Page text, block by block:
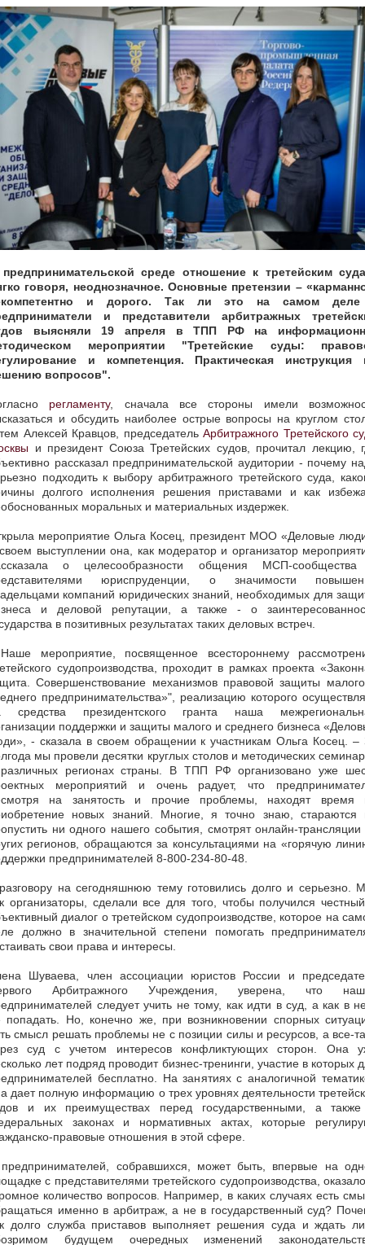
среде отношение к третейским
говоря, неоднозначное. Основные претензии –
и дорого. Так ли это на самом
и представители арбитражных
выясняли 19 апреля в ТПП РФ на
мероприятии "Третейские суды:
и компетенция. Практическая инструкция
вопросов".
регламенту, сначала все стороны имели
и обсудить наиболее острые вопросы на круглом
Алексей Кравцов, председатель Арбитражного Третейского
и президент Союза Третейских судов, прочитал лекцию,
рассказал предпринимательской аудитории - почему
подходить к выбору арбитражного третейского суда,
долгого исполнения решения приставами и как
моральных и материальных издержек.
мероприятие Ольга Косец, президент МОО «Деловые
выступлении она, как модератор и организатор
о целесообразности общения МСП-
юриспруденции, о значимости
компаний юридических знаний, необходимых для
и деловой репутации, а также - о
в позитивных результатах таких деловых встреч.
мероприятие, посвященное всестороннему
судопроизводства, проходит в рамках проекта
Совершенствование механизмов правовой защиты
предпринимательства»", реализацию которого
средства президентского гранта наша
поддержки и защиты малого и среднего бизнеса
- сказала в своем обращении к участникам Ольга Косец. –
мы провели десятки круглых столов и методических
регионах страны. В ТПП РФ организовано уже
мероприятий и очень радует, что
на занятость и прочие проблемы, находят время
новых знаний. Многие, я точно знаю, стараются
ни одного нашего события, смотрят онлайн-трансляции
регионов, обращаются за консультациями на «горячую
предпринимателей 8-800-234-80-48.
на сегодняшнюю тему готовились долго и серьезно.
организаторы, сделали все для того, чтобы получился
диалог о третейском судопроизводстве, которое на
должно в значительной степени помогать
свои права и интересы.
Шуваева, член ассоциации юристов России и
Арбитражного Учреждения, уверена, что
следует учить не тому, как идти в суд, а как в
попадать. Но, конечно же, при возникновении спорных
смысл решать проблемы не с позиции силы и ресурсов, а все-
суд с учетом интересов конфликтующих сторон. Она
лет подряд проводит бизнес-тренинги, участие в которых
бесплатно. На занятиях с аналогичной
дает полную информацию о трех уровнях деятельности
и их преимуществах перед государственными, а
законах и нормативных актах, которые
правовые отношения в этой сфере.
собравшихся, может быть, впервые на
с представителями третейского судопроизводства,
количество вопросов. Например, в каких случаях есть
именно в арбитраж, а не в государственный суд?
долго служба приставов выполняет решения суда и ждать
будущем очередных изменений